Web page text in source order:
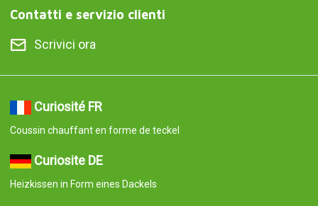
Contatti e servizio clienti
Scrivici ora
Curiosité FR
Coussin chauffant en forme de teckel
Curiosite DE
Heizkissen in Form eines Dackels